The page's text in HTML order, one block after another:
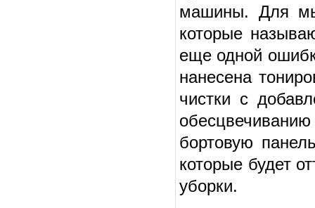
машины. Для
которые
еще одной
нанесена
чистки с
бортовую
которые будет
уборки.